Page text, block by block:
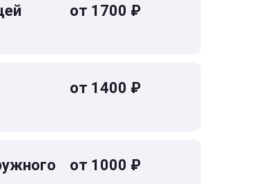
от 1700 ₽
от 1400 ₽
от 1000 ₽